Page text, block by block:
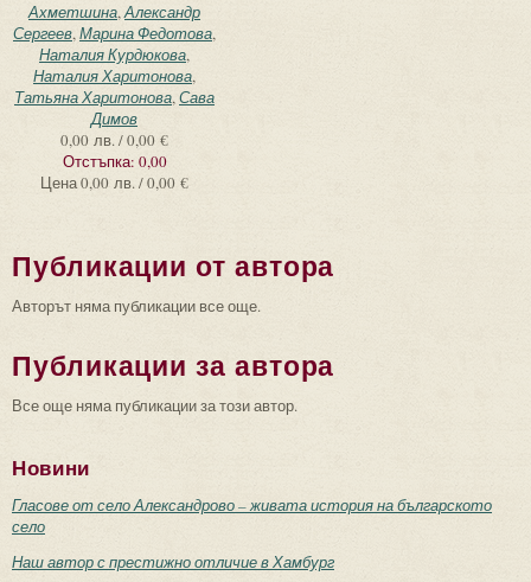
Ахметшина,Александр
Сергеев,Марина Федотова,
Наталия Курдюкова,
Наталия Харитонова,
Татьяна Харитонова,Сава
Димов
0,00 лв. / 0,00 €
Отстъпка: 0,00
Цена0,00 лв. / 0,00 €
Публикации от автора
Авторът няма публикации все още.
Публикации за автора
Все още няма публикации за този автор.
Новини
Гласове от село Александрово – живата история на българското
село
Наш автор с престижно отличие в Хамбург